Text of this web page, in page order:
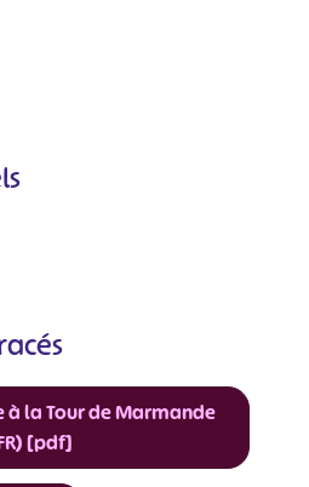
à la Tour de Marmande
[pdf]